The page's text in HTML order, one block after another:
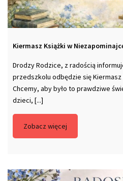
Kiermasz Książki w
Drodzy Rodzice, z radością
przedszkolu odbędzie się Kiermasz
Chcemy, aby było to prawdziwe
dzieci, [...]
Zobacz więcej